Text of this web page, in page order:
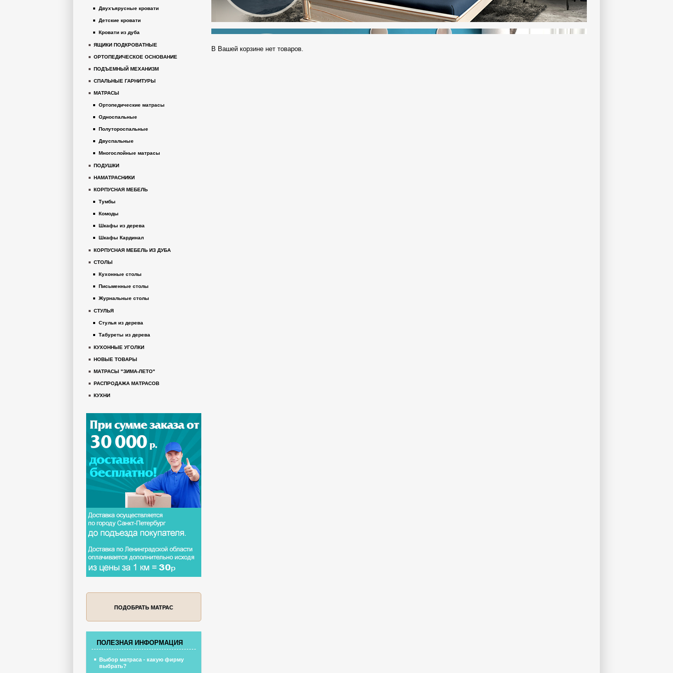
В Вашей корзине нет товаров.
Двухъярусные кровати
Детские кровати
Кровати из дуба
ЯЩИКИ ПОДКРОВАТНЫЕ
ОРТОПЕДИЧЕСКОЕ ОСНОВАНИЕ
ПОДЪЕМНЫЙ МЕХАНИЗМ
СПАЛЬНЫЕ ГАРНИТУРЫ
МАТРАСЫ
Ортопедические матрасы
Односпальные
Полутороспальные
Двуспальные
Многослойные матрасы
ПОДУШКИ
НАМАТРАСНИКИ
КОРПУСНАЯ МЕБЕЛЬ
Тумбы
Комоды
Шкафы из дерева
Шкафы Кардинал
КОРПУСНАЯ МЕБЕЛЬ ИЗ ДУБА
СТОЛЫ
Кухонные столы
Письменные столы
Журнальные столы
СТУЛЬЯ
Стулья из дерева
Табуреты из дерева
КУХОННЫЕ УГОЛКИ
НОВЫЕ ТОВАРЫ
МАТРАСЫ "ЗИМА-ЛЕТО"
РАСПРОДАЖА МАТРАСОВ
КУХНИ
ПОДОБРАТЬ МАТРАС
ПОЛЕЗНАЯ ИНФОРМАЦИЯ
Выбор матраса - какую фирму
выбрать?